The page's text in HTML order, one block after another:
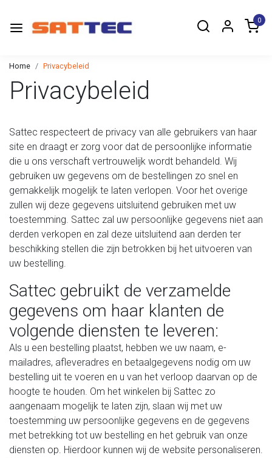
0
Home Privacybeleid
Privacybeleid
Sattec respecteert de privacy van alle gebruikers van haar
site en draagt er zorg voor dat de persoonlijke informatie
die u ons verschaft vertrouwelijk wordt behandeld. Wij
gebruiken uw gegevens om de bestellingen zo snel en
gemakkelijk mogelijk te laten verlopen. Voor het overige
zullen wij deze gegevens uitsluitend gebruiken met uw
toestemming. Sattec zal uw persoonlijke gegevens niet aan
derden verkopen en zal deze uitsluitend aan derden ter
beschikking stellen die zijn betrokken bij het uitvoeren van
uw bestelling.
Sattec gebruikt de verzamelde
gegevens om haar klanten de
volgende diensten te leveren:
Als u een bestelling plaatst, hebben we uw naam, e-
mailadres, afleveradres en betaalgegevens nodig om uw
bestelling uit te voeren en u van het verloop daarvan op de
hoogte te houden. Om het winkelen bij Sattec zo
aangenaam mogelijk te laten zijn, slaan wij met uw
toestemming uw persoonlijke gegevens en de gegevens
met betrekking tot uw bestelling en het gebruik van onze
diensten op. Hierdoor kunnen wij de website personaliseren.